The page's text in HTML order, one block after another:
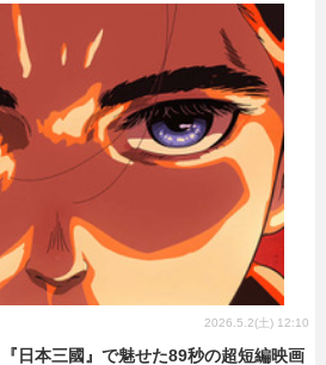
日本三國』で魅せた89秒の超短編映画
2026.5.2(土) 12:10